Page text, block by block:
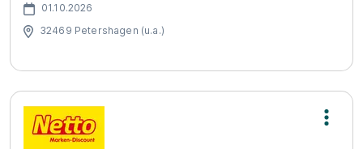
01.10.2026
32469 Petershagen (u.a.)